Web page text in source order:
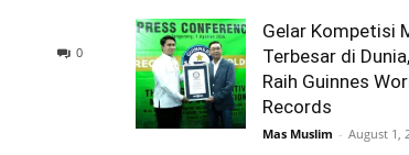
0
Gelar Kompetisi
Terbesar di
Raih Guinnes
Records
Mas Muslim - August 1,